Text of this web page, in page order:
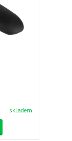
skladem